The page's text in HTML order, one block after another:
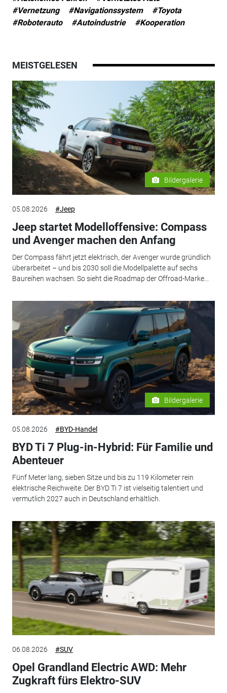
#Vernetzung
#Navigationssystem
#Toyota
#Roboterauto
#Autoindustrie #Kooperation
MEISTGELESEN
Bildergalerie
05.08.2026 #Jeep
Jeep startet Modelloffensive: Compass
und Avenger machen den Anfang
Der Compass fährt jetzt elektrisch, der Avenger wurde gründlich
überarbeitet – und bis 2030 soll die Modellpalette auf sechs
Baureihen wachsen. So sieht die Roadmap der Offroad-Marke...
Bildergalerie
05.08.2026 #BYD-Handel
BYD Ti 7 Plug-in-Hybrid: Für Familie und
Abenteuer
Fünf Meter lang, sieben Sitze und bis zu 119 Kilometer rein
elektrische Reichweite: Der BYD Ti 7 ist vielseitig talentiert und
vermutlich 2027 auch in Deutschland erhältlich.
06.08.2026 #SUV
Opel Grandland Electric AWD: Mehr
Zugkraft fürs Elektro-SUV